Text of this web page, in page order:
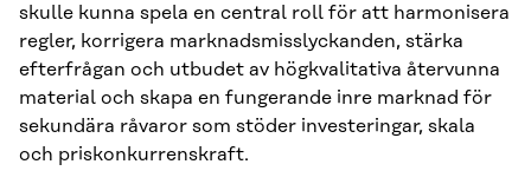
skulle kunna spela en central roll för att harmonisera
regler, korrigera marknadsmisslyckanden, stärka
efterfrågan och utbudet av högkvalitativa återvunna
material och skapa en fungerande inre marknad för
sekundära råvaror som stöder investeringar, skala
och priskonkurrenskraft.